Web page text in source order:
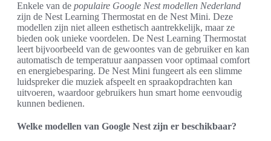
Enkele van de populaire Google Nest modellen Nederland
zijn de Nest Learning Thermostat en de Nest Mini. Deze
modellen zijn niet alleen esthetisch aantrekkelijk, maar ze
bieden ook unieke voordelen. De Nest Learning Thermostat
leert bijvoorbeeld van de gewoontes van de gebruiker en kan
automatisch de temperatuur aanpassen voor optimaal comfort
en energiebesparing. De Nest Mini fungeert als een slimme
luidspreker die muziek afspeelt en spraakopdrachten kan
uitvoeren, waardoor gebruikers hun smart home eenvoudig
kunnen bedienen.
Welke modellen van Google Nest zijn er beschikbaar?